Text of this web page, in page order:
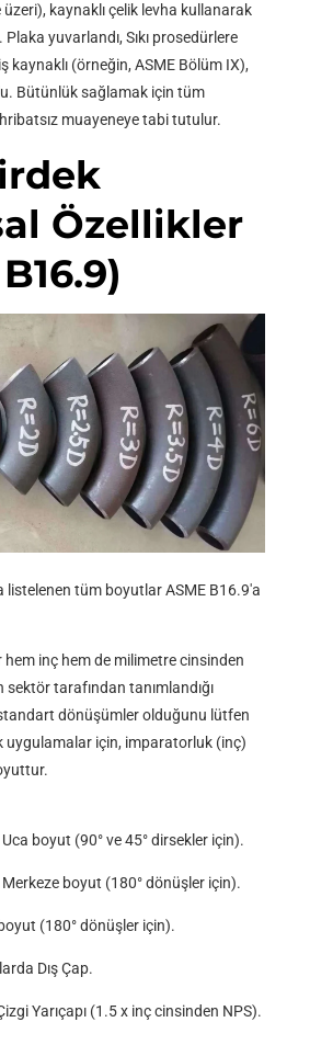
kaynaklı çelik levha kullanarak
yuvarlandı, Sıkı prosedürlere
kaynaklı (örneğin, ASME Bölüm IX),
Bütünlük sağlamak için tüm
muayeneye tabi tutulur.
Özellikler
listelenen tüm boyutlar ASME B16.9'a
inç hem de milimetre cinsinden
sektör tarafından tanımlandığı
dönüşümler olduğunu lütfen
uygulamalar için, imparatorluk (inç)
boyut (90° ve 45° dirsekler için).
boyut (180° dönüşler için).
(180° dönüşler için).
Dış Çap.
Yarıçapı (1.5 x inç cinsinden NPS).